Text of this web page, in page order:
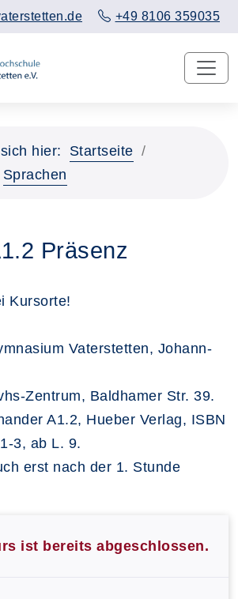
+49 8106 359035
hier:
Startseite
Sprachen
Präsenz
Kursorte!
Vaterstetten, Johann-
Zentrum, Baldhamer Str. 39.
A1.2, Hueber Verlag, ISBN
3, ab L. 9.
erst nach der 1. Stunde
ist bereits abgeschlossen.